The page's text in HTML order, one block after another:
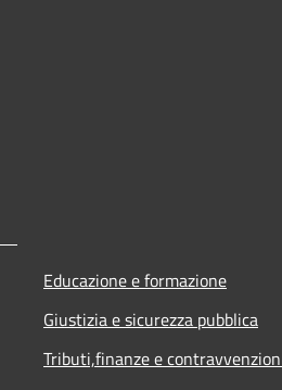
Educazione e formazione
Giustizia e sicurezza pubblica
Tributi,finanze e